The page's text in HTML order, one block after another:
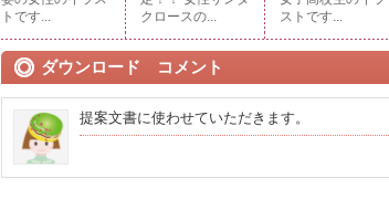
トです...
クロースの...
ストです...
ダウンロード コメント
提案文書に使わせていただきます。